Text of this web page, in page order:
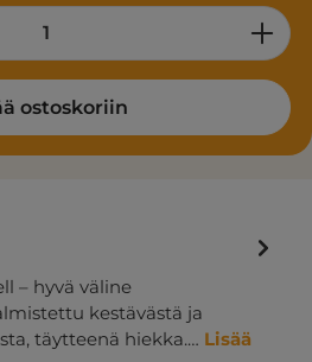
Enter the desired
ostoskoriin
– hyvä väline
kestävästä ja
täytteenä hiekka.… Lisää